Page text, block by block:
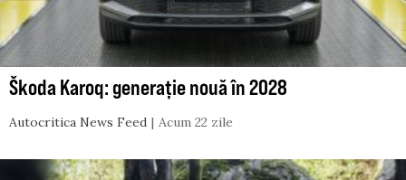
Škoda Karoq: generație nouă în 2028
Autocritica News Feed Acum 22 zile